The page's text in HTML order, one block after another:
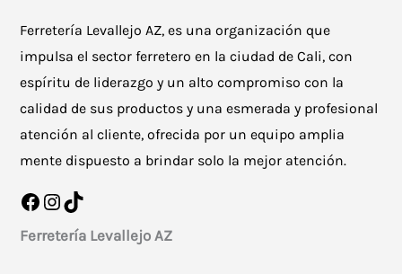
Ferretería Levallejo AZ, es una organización que
impulsa el sector ferretero en la ciudad de Cali, con
espíritu de liderazgo y un alto compromiso con la
calidad de sus productos y una esmerada y profesional
atención al cliente, ofrecida por un equipo amplia
mente dispuesto a brindar solo la mejor atención.
Facebook
Instagram
TikTok
Ferretería Levallejo AZ